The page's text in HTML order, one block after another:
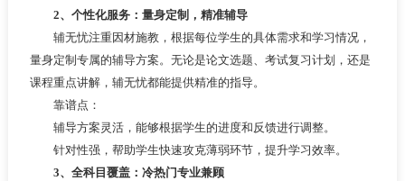
2、个性化服务：量身定制，精准辅导
辅无忧注重因材施教，根据每位学生的具体需求和学习情况，
量身定制专属的辅导方案。无论是论文选题、考试复习计划，还是
课程重点讲解，辅无忧都能提供精准的指导。
靠谱点：
辅导方案灵活，能够根据学生的进度和反馈进行调整。
针对性强，帮助学生快速攻克薄弱环节，提升学习效率。
3、全科目覆盖：冷热门专业兼顾